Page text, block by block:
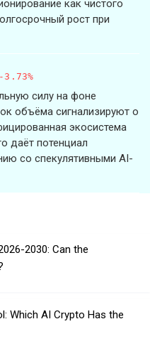
как чистого
рост при
-3.73%
силу на фоне
объёма сигнализируют о
экосистема
даёт потенциал
со спекулятивными AI-
2030: Can the
Which AI Crypto Has the